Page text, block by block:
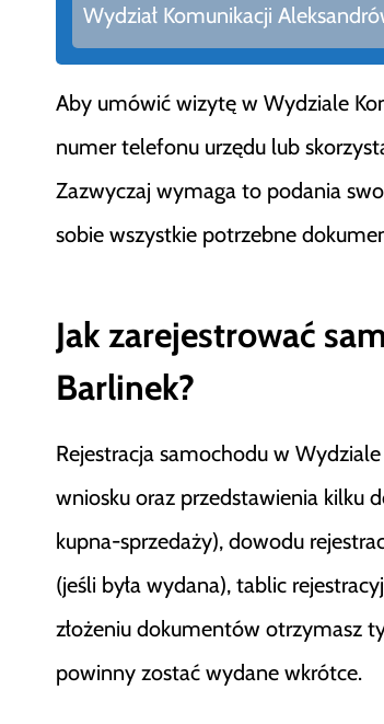
Wydział Komunikacji
Aby umówić wizytę w Wydziale
numer telefonu urzędu lub
Zazwyczaj wymaga to podania
sobie wszystkie potrzebne
Jak zarejestrować
Barlinek?
Rejestracja samochodu w
wniosku oraz przedstawienia kilku
kupna-sprzedaży), dowodu
(jeśli była wydana), tablic
złożeniu dokumentów otrzymasz
powinny zostać wydane wkrótce.